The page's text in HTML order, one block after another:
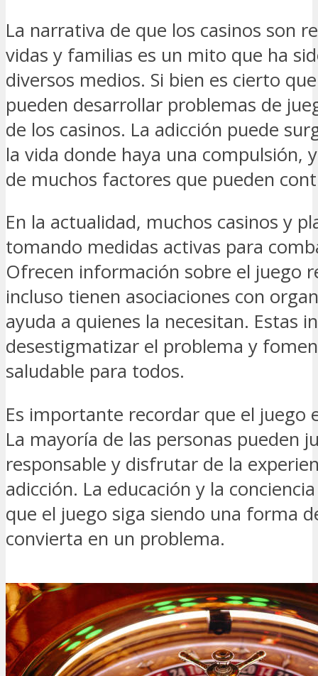
La narrativa de que los casinos son
vidas y familias es un mito que ha
diversos medios. Si bien es cierto
pueden desarrollar problemas de
de los casinos. La adicción puede
la vida donde haya una compulsión,
de muchos factores que pueden
En la actualidad, muchos casinos y
tomando medidas activas para
Ofrecen información sobre el juego
incluso tienen asociaciones con
ayuda a quienes la necesitan. Estas
desestigmatizar el problema y
saludable para todos.
Es importante recordar que el juego
La mayoría de las personas pueden
responsable y disfrutar de la
adicción. La educación y la
que el juego siga siendo una forma
convierta en un problema.